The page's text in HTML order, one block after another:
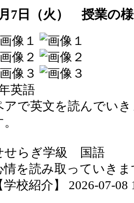
7日（火） 授業の
英語
アで英文を読んでい
せらぎ学級 国語
情を読み取っていきま
学校紹介】 2026-07-08